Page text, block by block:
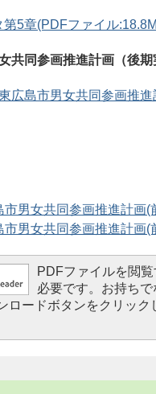
5章(PDFファイル
共同参画推進計画（後
広島市男女共同参画推
市男女共同参画推進計画
市男女共同参画推進計画
PDFファイルを閲
必要です。お持ち
ロードボタンをクリッ